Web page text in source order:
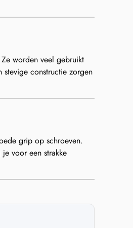
worden veel gebruikt
constructie zorgen
grip op schroeven.
voor een strakke